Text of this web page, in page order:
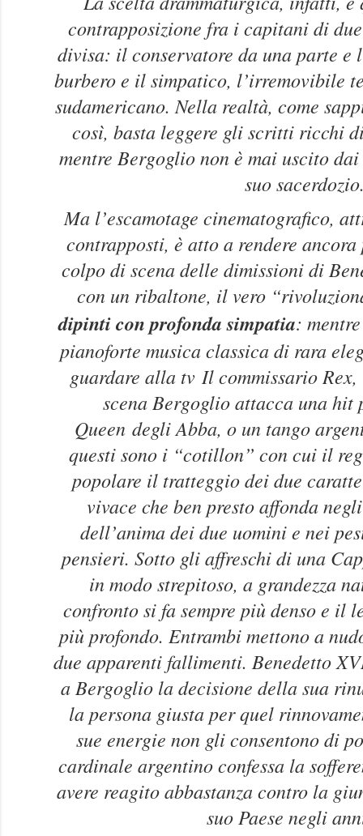
contrapposizione fra i capitani di
divisa: il conservatore da una parte e
burbero e il simpatico, l’irremovibile
sudamericano. Nella realtà, come
così, basta leggere gli scritti ricchi
mentre Bergoglio non è mai uscito
suo
Ma l’escamotage cinematografico,
contrapposti, è atto a rendere
colpo di scena delle dimissioni di
con un ribaltone, il vero
dipinti con profonda simpatia:
pianoforte musica classica di rara
guardare alla tv Il commissario Rex,
scena Bergoglio attacca una hit
Queen degli Abba, o un tango
questi sono i “cotillon” con cui il
popolare il tratteggio dei due
vivace che ben presto affonda
dell’anima dei due uomini e nei
pensieri. Sotto gli affreschi di una
in modo strepitoso, a grandezza
confronto si fa sempre più denso e il
più profondo. Entrambi mettono a
due apparenti fallimenti. Benedetto
a Bergoglio la decisione della sua
la persona giusta per quel
sue energie non gli consentono di
cardinale argentino confessa la
avere reagito abbastanza contro la
suo Paese negli